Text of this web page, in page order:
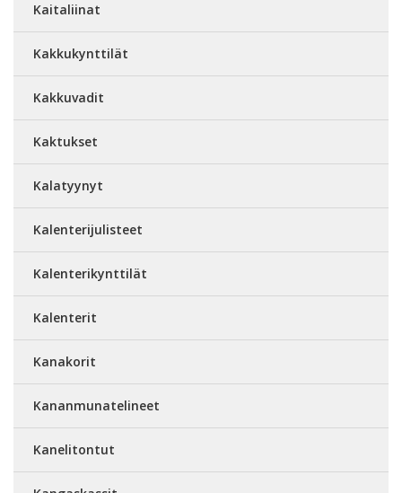
Kaitaliinat
Kakkukynttilät
Kakkuvadit
Kaktukset
Kalatyynyt
Kalenterijulisteet
Kalenterikynttilät
Kalenterit
Kanakorit
Kananmunatelineet
Kanelitontut